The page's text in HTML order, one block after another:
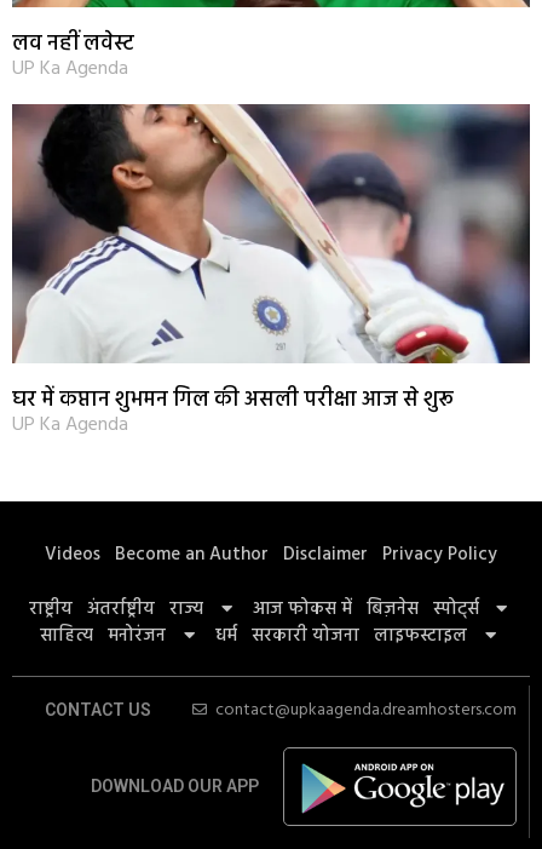
लव नहीं लवेस्ट
UP Ka Agenda
घर में कप्तान शुभमन गिल की असली परीक्षा आज से शुरू
UP Ka Agenda
Videos Become an Author Disclaimer Privacy Policy
राष्ट्रीय अंतर्राष्ट्रीय राज्य आज फोकस में बिज़नेस स्पोर्ट्स
साहित्य मनोरंजन धर्म सरकारी योजना लाइफस्टाइल
CONTACT US contact@upkaagenda.dreamhosters.com
DOWNLOAD OUR APP